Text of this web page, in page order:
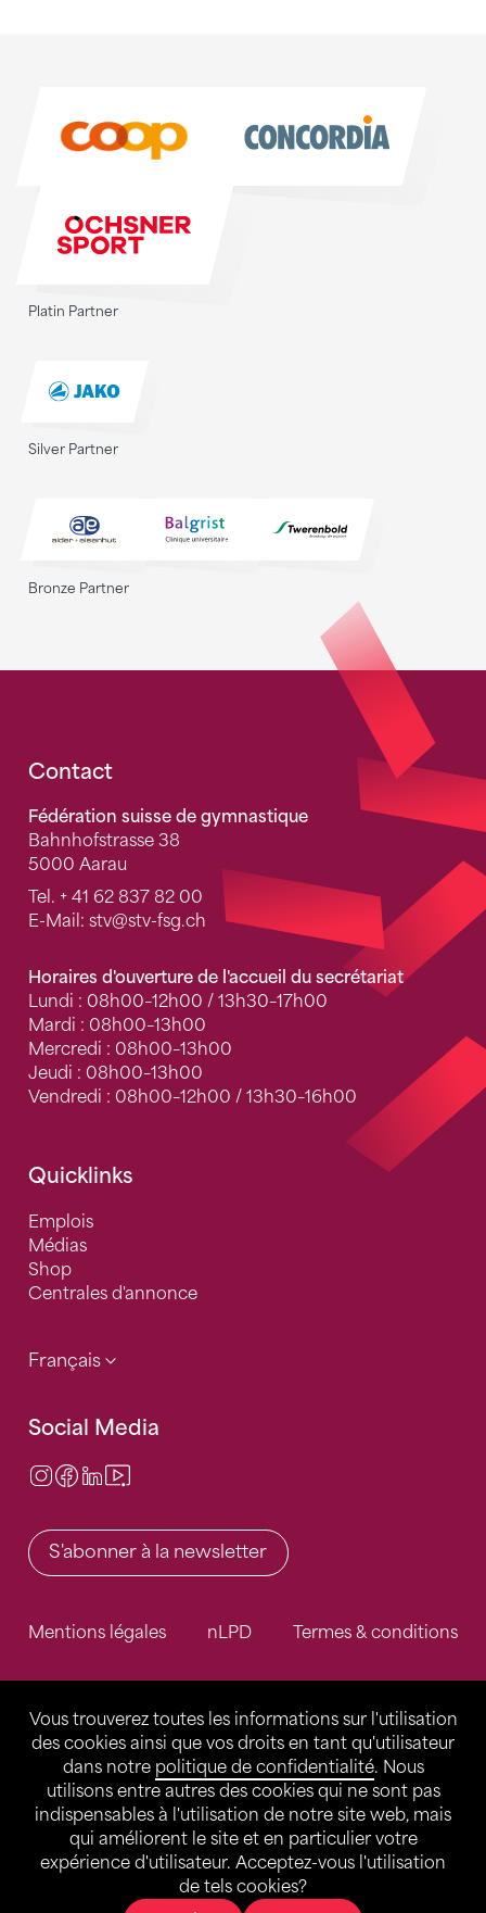
Vous trouverez toutes les informations sur l'utilisation
des cookies ainsi que vos droits en tant qu'utilisateur
dans notre politique de confidentialité. Nous
utilisons entre autres des cookies qui ne sont pas
indispensables à l'utilisation de notre site web, mais
qui améliorent le site et en particulier votre
expérience d'utilisateur. Acceptez-vous l'utilisation
de tels cookies?
Platin Partner
Silver Partner
Bronze Partner
Fusszeile
Contact
Fédération suisse de gymnastique
Bahnhofstrasse 38
5000 Aarau
Tel. + 41 62 837 82 00
E-Mail: stv@stv-fsg.ch
Horaires d'ouverture de l'accueil du secrétariat
Lundi : 08h00–12h00 / 13h30–17h00
Mardi : 08h00–13h00
Mercredi : 08h00–13h00
Jeudi : 08h00–13h00
Vendredi : 08h00–12h00 / 13h30–16h00
Quicklinks
Emplois
Médias
Shop
Centrales d'annonce
Français
Social Media
Instagram
Facebook
LinkedIn
S'abonner à la newsletter
Mentions légales nLPD Termes & conditions